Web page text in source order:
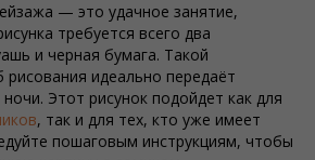
— это удачное занятие,
требуется всего два
и черная бумага. Такой
рисования идеально передаёт
Этот рисунок подойдет как для
, так и для тех, кто уже имеет
пошаговым инструкциям, чтобы